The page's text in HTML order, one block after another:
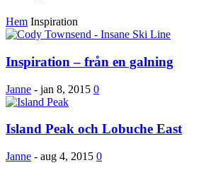
Hem Inspiration
Inspiration – från en galning
Janne - jan 8, 2015 0
Island Peak och Lobuche East
Janne - aug 4, 2015 0